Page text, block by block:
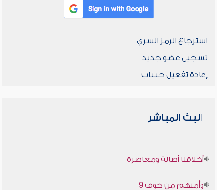
استرجاع الرمز السري
تسجيل عضو جديد
إعادة تفعيل حساب
البث المباشر
أخلاقنا أصالة ومعاصرة
وأمنهم من خوف 9